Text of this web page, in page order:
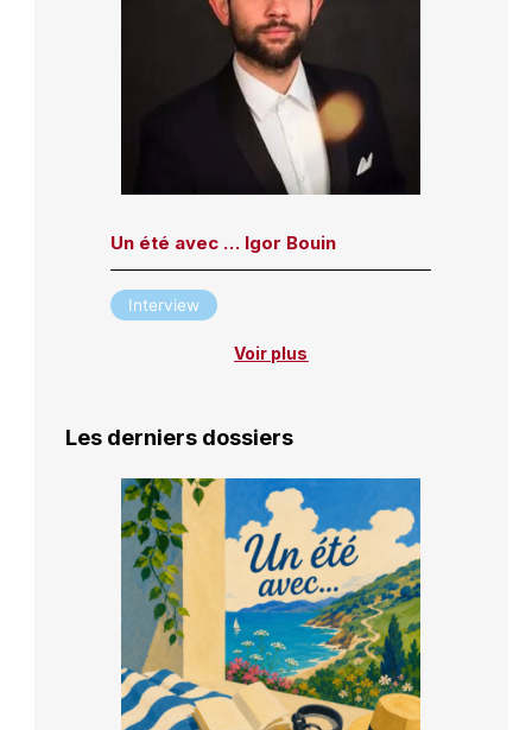
Un été avec … Igor Bouin
Interview
Voir plus
Les derniers dossiers